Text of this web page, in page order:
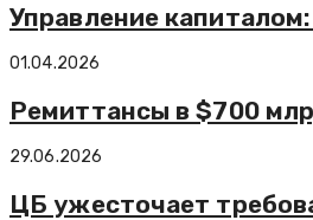
Управление
01.04.2026
Ремиттансы в $700
29.06.2026
ЦБ ужесточает